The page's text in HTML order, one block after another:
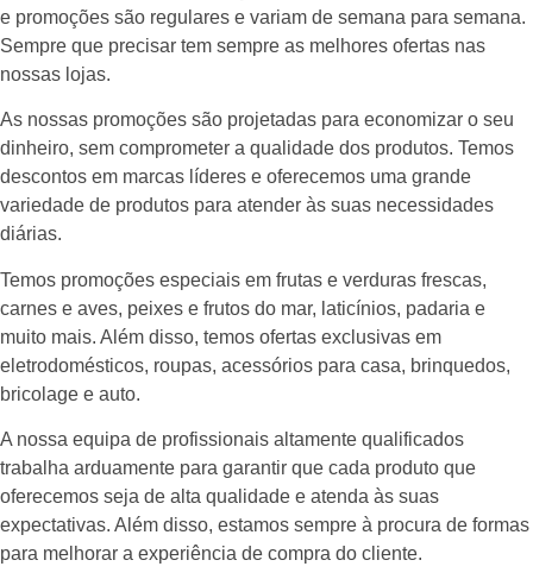
e promoções são regulares e variam de semana para semana.
Sempre que precisar tem sempre as melhores ofertas nas
nossas lojas.
As nossas promoções são projetadas para economizar o seu
dinheiro, sem comprometer a qualidade dos produtos. Temos
descontos em marcas líderes e oferecemos uma grande
variedade de produtos para atender às suas necessidades
diárias.
Temos promoções especiais em frutas e verduras frescas,
carnes e aves, peixes e frutos do mar, laticínios, padaria e
muito mais. Além disso, temos ofertas exclusivas em
eletrodomésticos, roupas, acessórios para casa, brinquedos,
bricolage e auto.
A nossa equipa de profissionais altamente qualificados
trabalha arduamente para garantir que cada produto que
oferecemos seja de alta qualidade e atenda às suas
expectativas. Além disso, estamos sempre à procura de formas
para melhorar a experiência de compra do cliente.